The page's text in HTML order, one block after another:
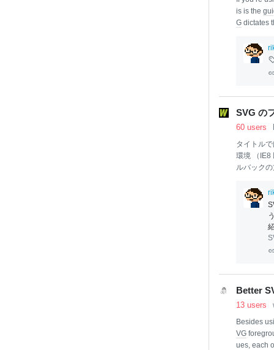
is is the gui
G dictates
thatSVG
act, some
SVG の
60 users
タイトル
環境 （IE8
ルバック
Query）
ていう手
度古いブ
じように
ポート対
Better
13 users
Besides
VG
ues, each